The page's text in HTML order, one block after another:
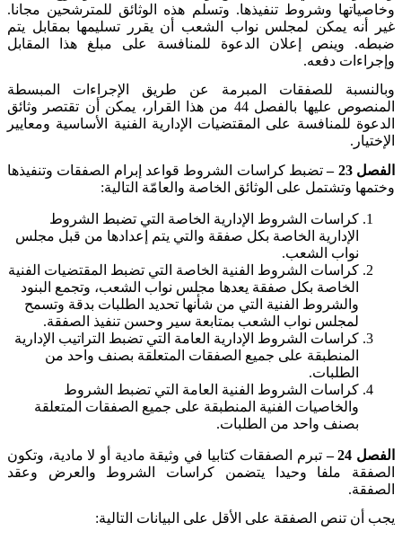
وخاصياتها وشروط تنفيذها. وتسلم هذه الوثائق للمترشحين مجانا.
غير أنه يمكن لمجلس نواب الشعب أن يقرر تسليمها بمقابل يتم
ضبطه. وينص إعلان الدعوة للمنافسة على مبلغ هذا المقابل
وإجراءات دفعه.
وبالنسبة للصفقات المبرمة عن طريق الإجراءات المبسطة
المنصوص عليها بالفصل 44 من هذا القرار، يمكن أن تقتصر وثائق
الدعوة للمنافسة على المقتضيات الإدارية الفنية الأساسية ومعايير
الإختيار .
الفصل 23 –
تضبط كراسات الشروط قواعد إبرام الصفقات وتنفيذها
وختمها وتشتمل على الوثائق الخاصة والعامّة التالية:
كراسات الشروط الإدارية الخاصة التي تضبط الشروط
الإدارية الخاصة بكل صفقة والتي يتم إعدادها من قبل مجلس
نواب الشعب.
كراسات الشروط الفنية الخاصة التي تضبط المقتضيات الفنية
الخاصة بكل صفقة يعدها مجلس نواب الشعب، وتجمع البنود
والشروط الفنية التي من شأنها تحديد الطلبات بدقة وتسمح
لمجلس نواب الشعب بمتابعة سير وحسن تنفيذ الصفقة.
كراسات الشروط الإدارية العامة التي تضبط التراتيب الإدارية
المنطبقة على جميع الصفقات المتعلقة بصنف واحد من
الطلبات.
كراسات الشروط الفنية العامة التي تضبط الشروط
والخاصيات الفنية المنطبقة على جميع الصفقات المتعلقة
بصنف واحد من الطلبات.
الفصل 24 –
تبرم الصفقات كتابيا في وثيقة مادية أو لا مادية، وتكون
الصفقة ملفا وحيدا يتضمن كراسات الشروط والعرض وعقد
الصفقة.
يجب أن تنص الصفقة على الأقل على البيانات التالية: